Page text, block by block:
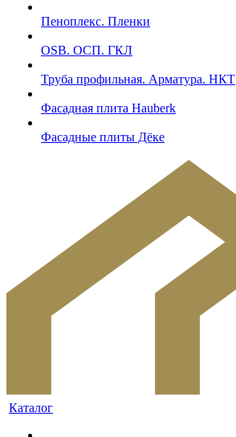
Пеноплекс. Пленки
OSB. ОСП. ГКЛ
Труба профильная. Арматура. НКТ
Фасадная плита Hauberk
Фасадные плиты Дёке
Каталог